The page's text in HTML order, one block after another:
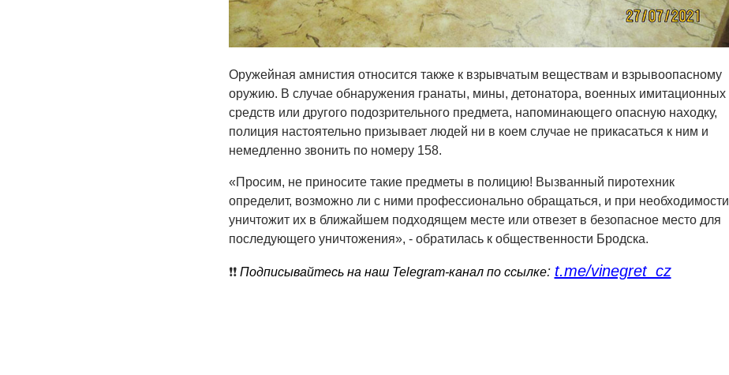
Оружейная амнистия относится также к взрывчатым веществам и взрывоопасному
оружию. В случае обнаружения гранаты, мины, детонатора, военных имитационных
средств или другого подозрительного предмета, напоминающего опасную находку,
полиция настоятельно призывает людей ни в коем случае не прикасаться к ним и
немедленно звонить по номеру 158.
«Просим, не приносите такие предметы в полицию! Вызванный пиротехник
определит, возможно ли с ними профессионально обращаться, и при необходимости
уничтожит их в ближайшем подходящем месте или отвезет в безопасное место для
последующего уничтожения», - обратилась к общественности Бродска.
❗️❗️ Подписывайтесь на наш Telegram-канал по ссылке: t.me/vinegret_cz